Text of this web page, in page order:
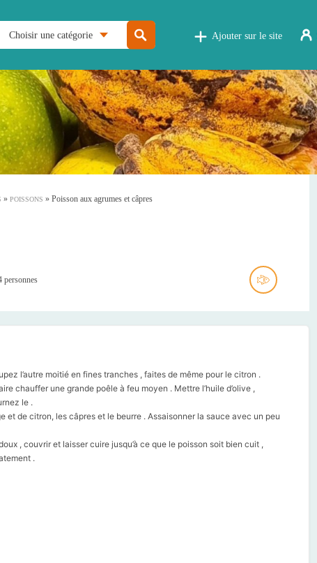
Choisir une catégorie Ajouter sur le site
» POISSONS » Poisson aux agrumes et câpres
l’autre moitié en fines tranches , faites de même pour le citron .
chauffer une grande poêle à feu moyen . Mettre l’huile d’olive ,
le .
et de citron, les câpres et le beurre . Assaisonner la sauce avec un peu
, couvrir et laisser cuire jusqu’à ce que le poisson soit bien cuit ,
.